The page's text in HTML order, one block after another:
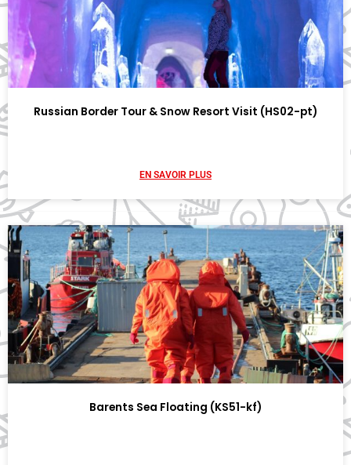
Russian Border Tour & Snow Resort Visit (HS02-pt)
EN SAVOIR PLUS
Barents Sea Floating (KS51-kf)